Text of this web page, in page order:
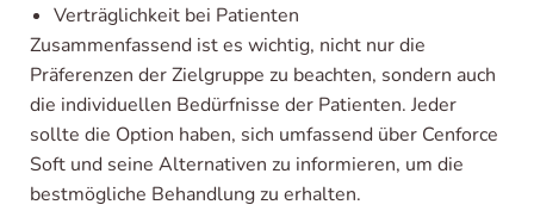
Verträglichkeit bei Patienten
Zusammenfassend ist es wichtig, nicht nur die
Präferenzen der Zielgruppe zu beachten, sondern auch
die individuellen Bedürfnisse der Patienten. Jeder
sollte die Option haben, sich umfassend über Cenforce
Soft und seine Alternativen zu informieren, um die
bestmögliche Behandlung zu erhalten.